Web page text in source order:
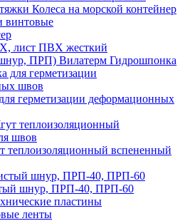
Колеса на морской контейнер
винтовые
лист ПВХ жесткий
ПРП) Вилатерм Гидрошпонка
герметизации деформационных
теплоизоляционный вспененный
шнур, ПРП-40, ПРП-60
пластины
ленты